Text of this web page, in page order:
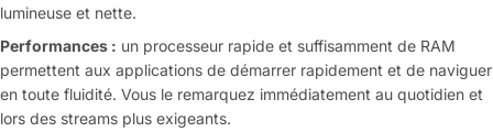
lumineuse et nette.
Performances : un processeur rapide et suffisamment de RAM
permettent aux applications de démarrer rapidement et de naviguer
en toute fluidité. Vous le remarquez immédiatement au quotidien et
lors des streams plus exigeants.